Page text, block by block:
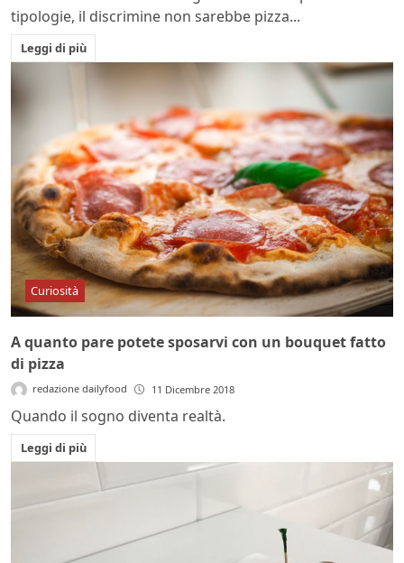
tipologie, il discrimine non sarebbe pizza...
Leggi di più
Curiosità
A quanto pare potete sposarvi con un bouquet fatto
di pizza
redazione dailyfood 11 Dicembre 2018
Quando il sogno diventa realtà.
Leggi di più